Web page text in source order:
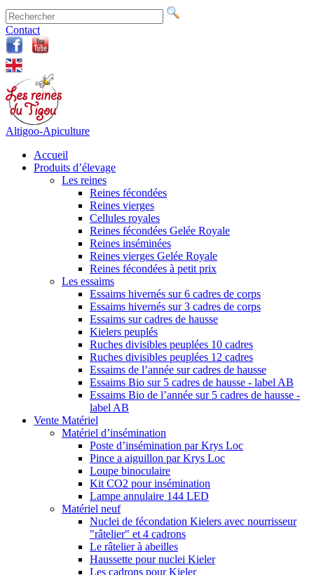
Contact
Altigoo-Apiculture
Accueil
Produits d’élevage
Les reines
Reines fécondées
Reines vierges
Cellules royales
Reines fécondées Gelée Royale
Reines inséminées
Reines vierges Gelée Royale
Reines fécondées à petit prix
Les essaims
Essaims hivernés sur 6 cadres de corps
Essaims hivernés sur 3 cadres de corps
Essaims sur cadres de hausse
Kielers peuplés
Ruches divisibles peuplées 10 cadres
Ruches divisibles peuplées 12 cadres
Essaims de l’année sur cadres de hausse
Essaims Bio sur 5 cadres de hausse - label AB
Essaims Bio de l’année sur 5 cadres de hausse -
label AB
Vente Matériel
Matériel d’insémination
Poste d’insémination par Krys Loc
Pince a aiguillon par Krys Loc
Loupe binoculaire
Kit CO2 pour insémination
Lampe annulaire 144 LED
Matériel neuf
Nuclei de fécondation Kielers avec nourrisseur
"râtelier" et 4 cadrons
Le râtelier à abeilles
Haussette pour nuclei Kieler
Les cadrons pour Kieler